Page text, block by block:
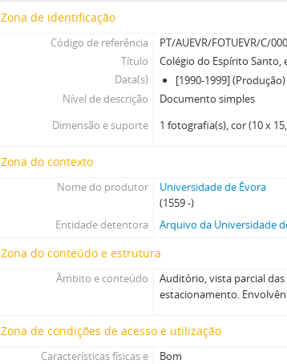
Zona de identificação
Código de referência
PT/AUEVR/FOTUEVR/C/
Título
Colégio do Espírito Santo,
Data(s)
[1990-1999] (Produção)
Nível de descrição
Documento simples
Dimensão e suporte
1 fotografia(s), cor (10 x
Zona do contexto
Nome do produtor
Universidade de Évora
(1559 -)
Entidade detentora
Arquivo da Universidade
Zona do conteúdo e estrutura
Âmbito e conteúdo
Auditório, vista parcial
estacionamento.
Zona de condições de acesso e utilização
Características físicas e
Bom